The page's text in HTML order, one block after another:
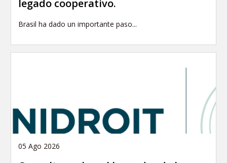
legado cooperativo.
Brasil ha dado un importante paso...
05 Ago 2026